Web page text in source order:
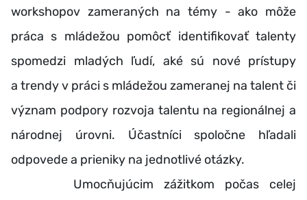
workshopov zameraných na témy - ako môže
práca s mládežou pomôcť identifikovať talenty
spomedzi mladých ľudí, aké sú nové prístupy
a trendy v práci s mládežou zameranej na talent či
význam podpory rozvoja talentu na regionálnej a
národnej úrovni. Účastníci spoločne hľadali
odpovede a prieniky na jednotlivé otázky.
Umocňujúcim zážitkom počas celej